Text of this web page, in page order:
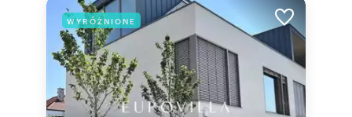
WYRÓŻNIONE